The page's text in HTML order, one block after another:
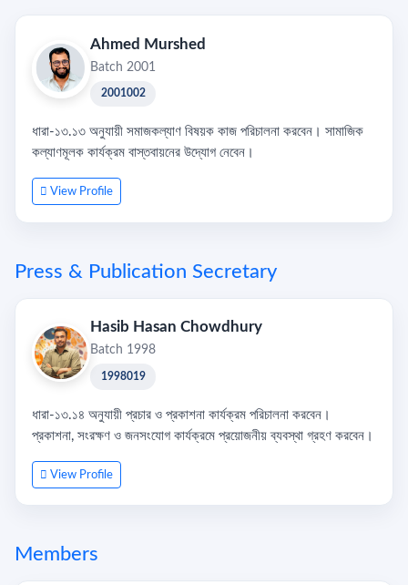
Ahmed Murshed
Batch 2001
2001002
ধারা-১৩.১৩ অনুযায়ী সমাজকল্যাণ বিষয়ক কাজ পরিচালনা করবেন। সামাজিক
কল্যাণমূলক কার্যক্রম বাস্তবায়নের উদ্যোগ নেবেন।
View Profile
Press & Publication Secretary
Hasib Hasan Chowdhury
Batch 1998
1998019
ধারা-১৩.১৪ অনুযায়ী প্রচার ও প্রকাশনা কার্যক্রম পরিচালনা করবেন।
প্রকাশনা, সংরক্ষণ ও জনসংযোগ কার্যক্রমে প্রয়োজনীয় ব্যবস্থা গ্রহণ করবেন।
View Profile
Members